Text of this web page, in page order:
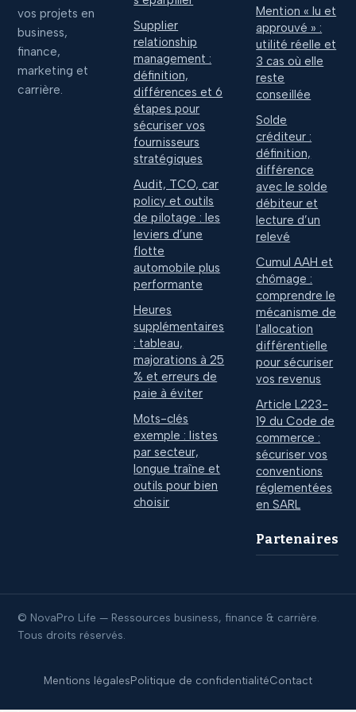
vos projets en
business,
finance,
marketing et
carrière.
Supplier
relationship
management :
définition,
différences et 6
étapes pour
sécuriser vos
fournisseurs
stratégiques
Audit, TCO, car
policy et outils
de pilotage : les
leviers d’une
flotte
automobile plus
performante
Heures
supplémentaires
: tableau,
majorations à 25
% et erreurs de
paie à éviter
Mots-clés
exemple : listes
par secteur,
longue traîne et
outils pour bien
choisir
Mention « lu et
approuvé » :
utilité réelle et
3 cas où elle
reste
conseillée
Solde
créditeur :
définition,
différence
avec le solde
débiteur et
lecture d’un
relevé
Cumul AAH et
chômage :
comprendre le
mécanisme de
l'allocation
différentielle
pour sécuriser
vos revenus
Article L223-
19 du Code de
commerce :
sécuriser vos
conventions
réglementées
en SARL
Partenaires
© NovaPro Life — Ressources business, finance & carrière.
Tous droits réservés.
Mentions légalesPolitique de confidentialitéContact